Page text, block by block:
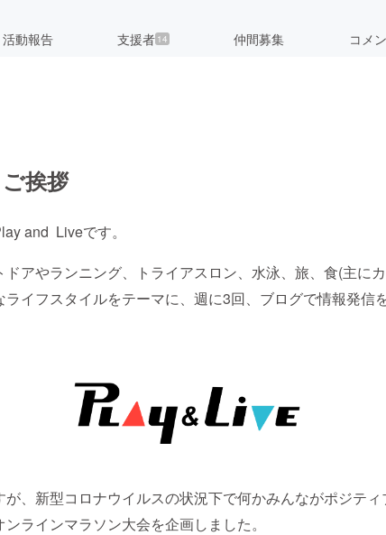
活動報告 支援者 14 仲間募集 コメ
挨拶
and Liveです。
ドアやランニング、トライアスロン、水泳、旅、食(主に
ライフスタイルをテーマに、週に3回、ブログで情報発信
が、新型コロナウイルスの状況下で何かみんながポジティ
ラインマラソン大会を企画しました。